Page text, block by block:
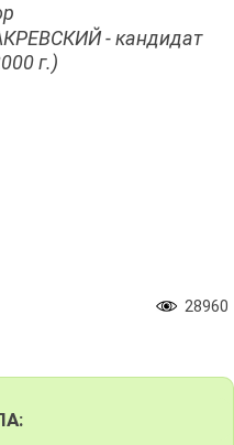
- кандидат
г.)
28960